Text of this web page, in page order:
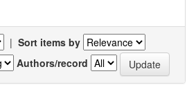
| Sort items by
Authors/record